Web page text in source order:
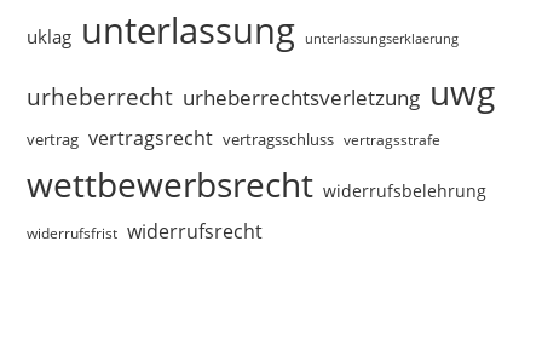
uklag unterlassung unterlassungserklaerung
urheberrecht urheberrechtsverletzung uwg
vertrag vertragsrecht vertragsschluss vertragsstrafe
wettbewerbsrecht widerrufsbelehrung
widerrufsfrist widerrufsrecht